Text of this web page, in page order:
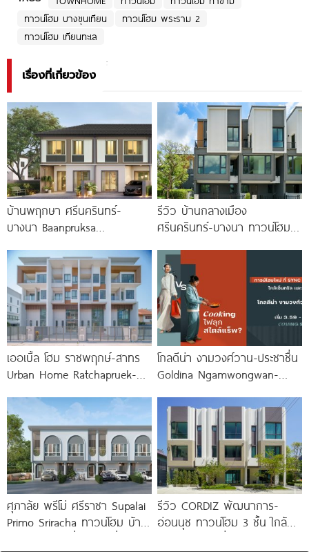
ทาวน์โฮม บางขุนเทียน
ทาวน์โฮม พระราม 2
ทาวน์โฮม เทียนทะเล
เรื่องที่เกี่ยวข้อง
บ้านพฤกษา ศรีนครินทร์-
บางนา Baanpruksa
และบ้านแฝด ใกล้ Mega บางนา
เพียง 5
รีวิว บ้านกลางเมือง
ศรีนครินทร์-บางนา ทาวน์โฮม 3
Penthouse
เออเบิ้ล โฮม ราชพฤกษ์-สาทร
Urban Home Ratchapruek-
ใกล้
โกลดีน่า งามวงศ์วาน-ประชาชื่น
Goldina Ngamwongwan-
ใกล้ Central และ The Mall
ศุภาลัย พรีโม่ ศรีราชา Supalai
Primo Sriracha ทาวน์โฮม บ้าน
รีวิว CORDIZ พัฒนาการ-
อ่อนนุช ทาวน์โฮม 3 ชั้น ใกล้